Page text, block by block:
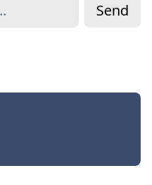
Send